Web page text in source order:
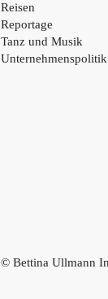
Reisen
Reportage
Tanz und Musik
© Bettina Ullmann